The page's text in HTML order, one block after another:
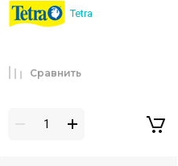
Tetra
Сравнить